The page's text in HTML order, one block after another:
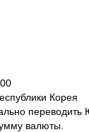
Корея
валюты.